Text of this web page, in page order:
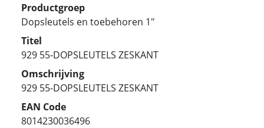
Productgroep
Dopsleutels en toebehoren 1"
Titel
929 55-DOPSLEUTELS ZESKANT
Omschrijving
929 55-DOPSLEUTELS ZESKANT
EAN Code
8014230036496